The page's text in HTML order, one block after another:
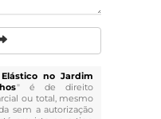
no Jardim
" é de direito
ou total, mesmo
sem a autorização